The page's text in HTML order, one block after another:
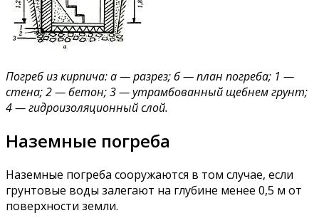
Погреб из кирпича: а — разрез; б — план погреба; 1 —
стена; 2 — бетон; 3 — утрамбованный щебнем грунт;
4 — гидроизоляционный слой​.
Наземные погреба
Наземные погреба сооружаются в том случае, если
грунтовые воды залегают на глубине менее 0,5 м от
поверхности земли.